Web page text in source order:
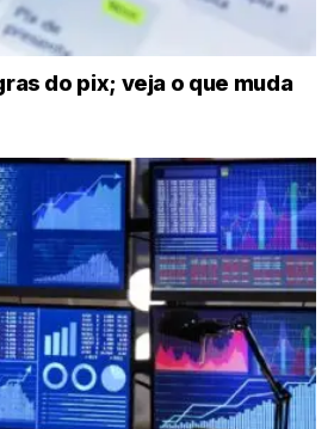
do pix; veja o que muda